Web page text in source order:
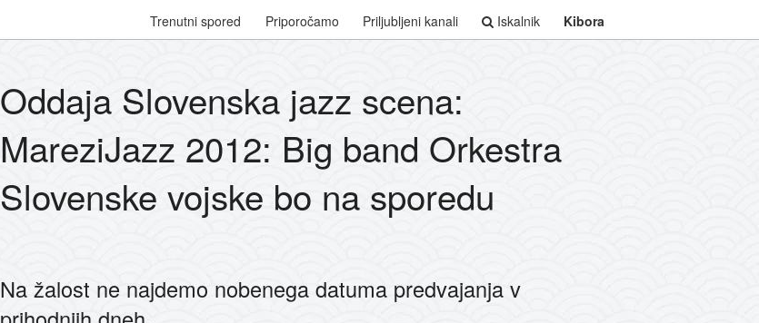
Trenutni spored Priporočamo Priljubljeni kanali Iskalnik Kibora
Oddaja Slovenska jazz scena:
MareziJazz 2012: Big band Orkestra
Slovenske vojske bo na sporedu
Na žalost ne najdemo nobenega datuma predvajanja v